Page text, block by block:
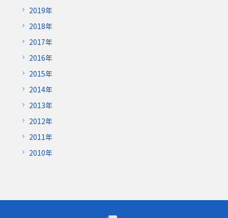
2019年
2018年
2017年
2016年
2015年
2014年
2013年
2012年
2011年
2010年